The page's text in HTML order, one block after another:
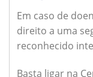
Em caso de
direito a uma
reconhecido
Basta ligar na